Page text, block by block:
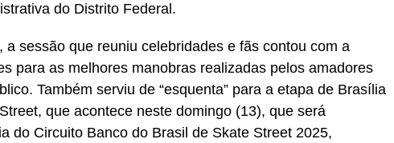
do Distrito Federal.
sessão que reuniu celebridades e fãs contou com a
para as melhores manobras realizadas pelos amadores
Também serviu de “esquenta” para a etapa de Brasília
que acontece neste domingo (13), que será
do Circuito Banco do Brasil de Skate Street 2025,